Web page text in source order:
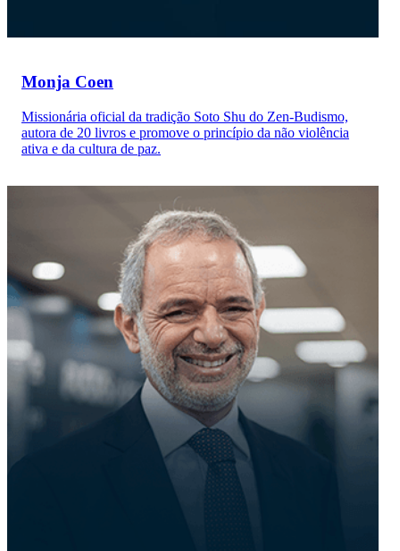
Monja Coen
Missionária oficial da tradição Soto Shu do Zen-Budismo,
autora de 20 livros e promove o princípio da não violência
ativa e da cultura de paz.